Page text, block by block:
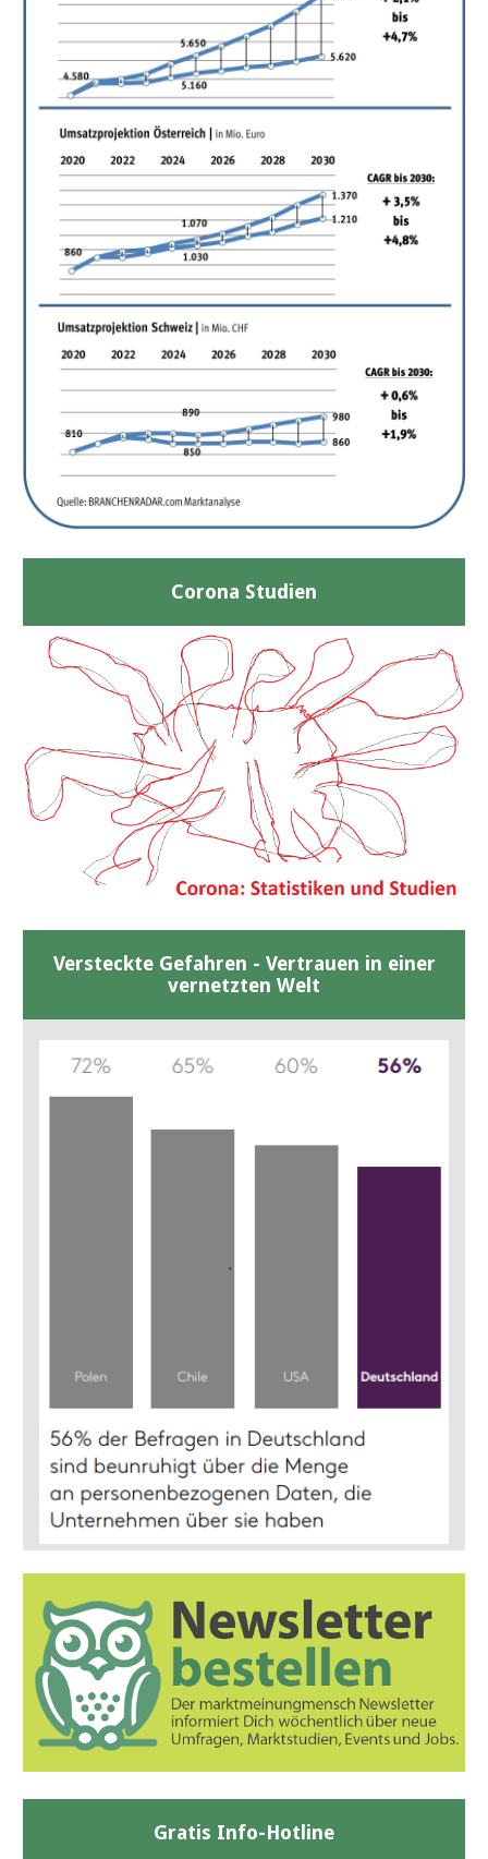
Corona Studien
Versteckte Gefahren - Vertrauen in einer
vernetzten Welt
Gratis Info-Hotline